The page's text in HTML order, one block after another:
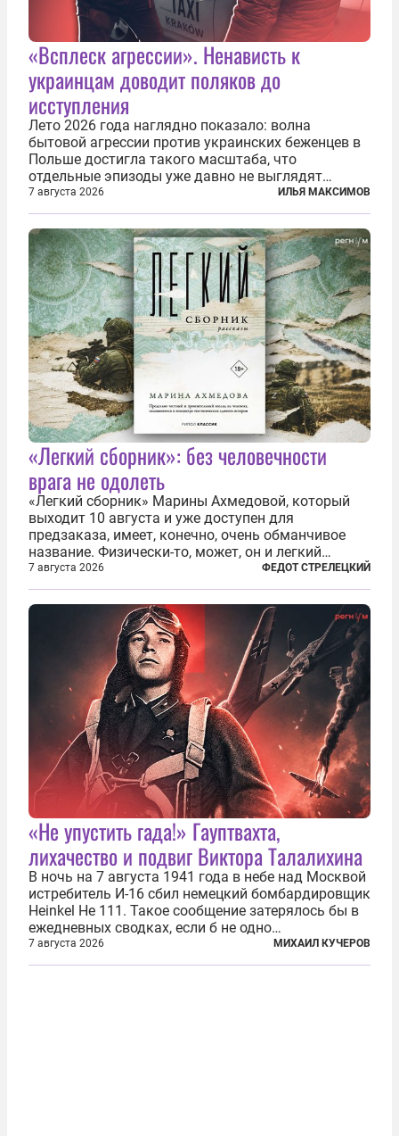
«Всплеск агрессии». Ненависть к
украинцам доводит поляков до
исступления
Лето 2026 года наглядно показало: волна
бытовой агрессии против украинских беженцев в
Польше достигла такого масштаба, что
отдельные эпизоды уже давно не выглядят
случайными. Поляки, судя по происходящему,
буквально теряют рассудок от ненависти к
украинским беженцам, и каждый новый случай
по-своему...
7 августа 2026 ИЛЬЯ МАКСИМОВ
«Легкий сборник»: без человечности
врага не одолеть
«Легкий сборник» Марины Ахмедовой, который
выходит 10 августа и уже доступен для
предзаказа, имеет, конечно, очень обманчивое
название. Физически-то, может, он и легкий
относительно. Но метафизически —
безотносительно тяжелый. Десять рассказов,
каждый из которых напрямую или косвенно (в
основном —...
7 августа 2026 ФЕДОТ СТРЕЛЕЦКИЙ
«Не упустить гада!» Гауптвахта,
лихачество и подвиг Виктора Талалихина
В ночь на 7 августа 1941 года в небе над Москвой
истребитель И-16 сбил немецкий бомбардировщик
Heinkel He 111. Такое сообщение затерялось бы в
ежедневных сводках, если б не одно
обстоятельство. Это был один из первых в
истории отечественной авиации ночных таранов.
7 августа 2026 МИХАИЛ КУЧЕРОВ